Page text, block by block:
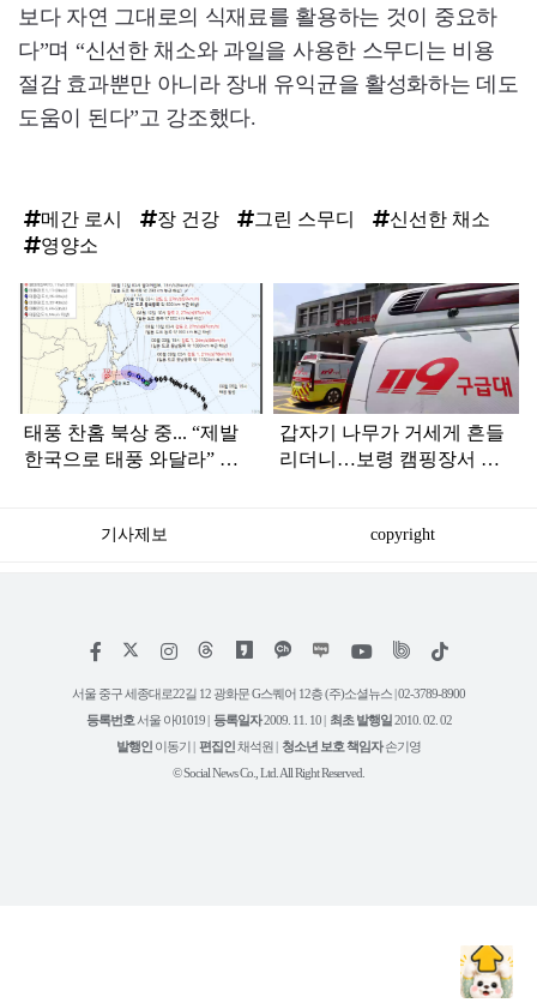
보다 자연 그대로의 식재료를 활용하는 것이 중요하
다”며 “신선한 채소와 과일을 사용한 스무디는 비용
절감 효과뿐만 아니라 장내 유익균을 활성화하는 데도
도움이 된다”고 강조했다.
메간 로시 장 건강 그린 스무디
신선한 채소
영양소
탑
라
인
태풍 찬홈 북상 중... “제발
한국으로 태풍 와달라” 말
갑자기 나무가 거세게 흔들
리더니…보령 캠핑장서 일
기사제보 copyright
페
스
인
타
램
위
트
유
튜
틱
서울 중구 세종대로22길 12 광화문 G스퀘어 12층 (주)소셜뉴스 | 02-3789-8900
등록번호 서울 아01019 | 등록일자2009. 11. 10 | 최초 발행일2010. 02. 02
발행인 이동기 | 편집인채석원 | 청소년 보호 책임자손기영
© Social News Co., Ltd. All Right Reserved.